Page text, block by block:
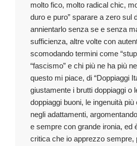
molto fico, molto radical chic,
duro e puro” sparare a zero sul
annientarlo senza se e senza
sufficienza, altre volte con
scomodando termini come
“fascismo” e chi più ne ha più
questo mi piace, di “Doppiaggi
giustamente i brutti doppiaggi o
doppiaggi buoni, le ingenuità
negli adattamenti,
e sempre con grande ironia, ed
critica che io apprezzo sempre,